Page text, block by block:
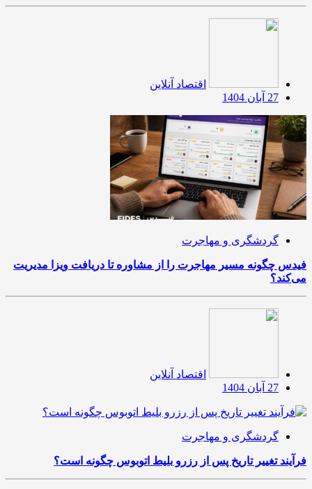
اقتصاد آنلاین
27 آبان 1404
گردشگری و مهاجرت
فیدس چگونه مسیر مهاجرت را از مشاوره تا دریافت ویزا مدیریت
می‌کند؟
اقتصاد آنلاین
27 آبان 1404
گردشگری و مهاجرت
فرآیند تغییر تاریخ پس از رزرو بلیط اتوبوس چگونه است؟